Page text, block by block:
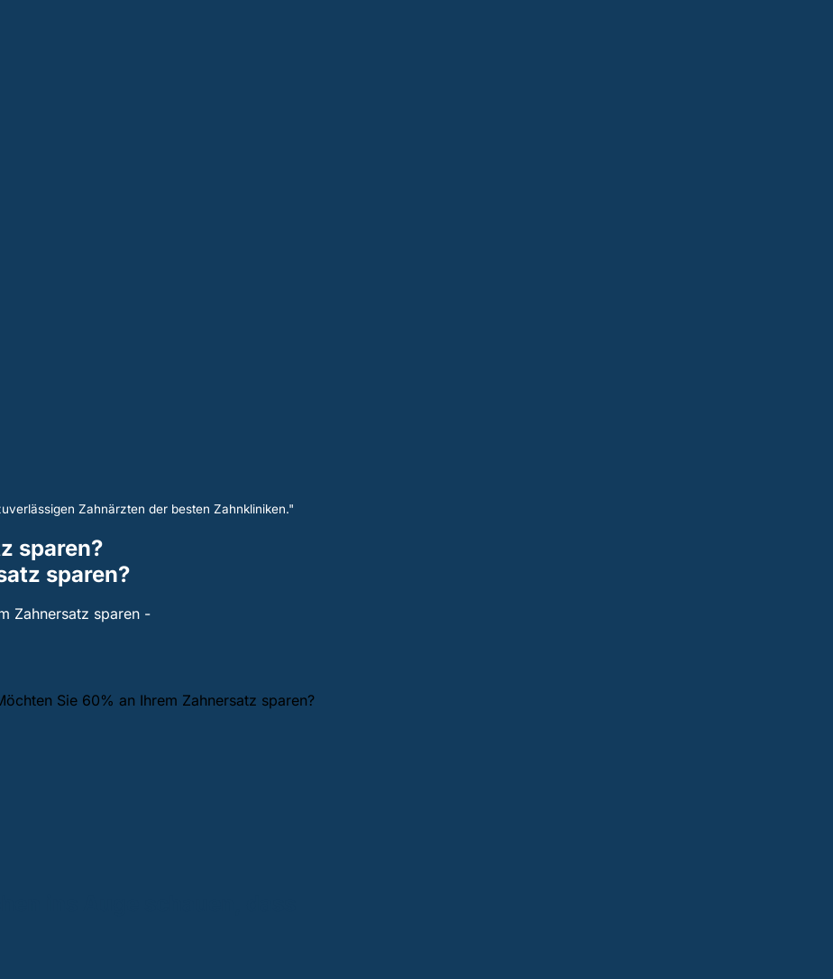
Zahnärzten der besten Zahnkliniken."
sparen?
sparen?
Zahnersatz sparen -
Sie 60% an Ihrem Zahnersatz sparen?